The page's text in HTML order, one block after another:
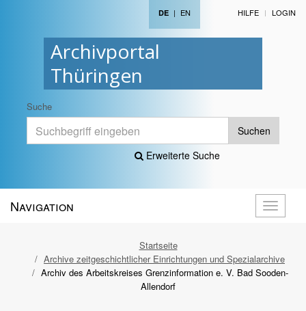
Archivportal
Thüringen
DE | EN HILFE LOGIN
Suche
Suchen
Erweiterte Suche
öffnen
Navigation
Startseite
Archive zeitgeschichtlicher Einrichtungen und Spezialarchive
Archiv des Arbeitskreises Grenzinformation e. V. Bad Sooden-
Allendorf